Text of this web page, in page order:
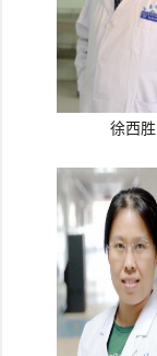
徐西胜